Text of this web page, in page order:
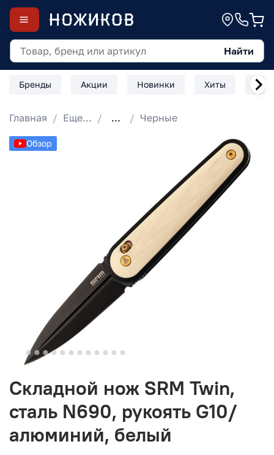
Найти
Бренды Акции Новинки Хиты
Главная Еще... ... Черные
Обзор
Складной нож SRM Twin,
сталь N690, рукоять G10/
алюминий, белый